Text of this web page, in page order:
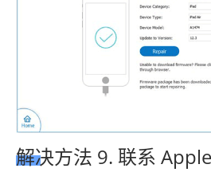
解决方法 9. 联系